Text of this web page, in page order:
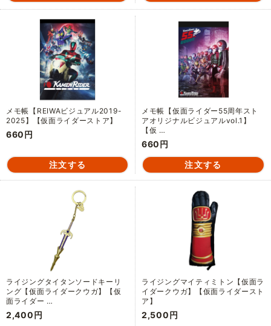
メモ帳【REIWAビジュアル2019-
2025】【仮面ライダーストア】
660円
メモ帳【仮面ライダー55周年スト
アオリジナルビジュアルvol.1】
【仮 …
660円
ライジングタイタンソードキーリ
ング【仮面ライダークウガ】【仮
面ライダー …
2,400円
ライジングマイティミトン【仮面ラ
イダークウガ】【仮面ライダースト
ア】
2,500円